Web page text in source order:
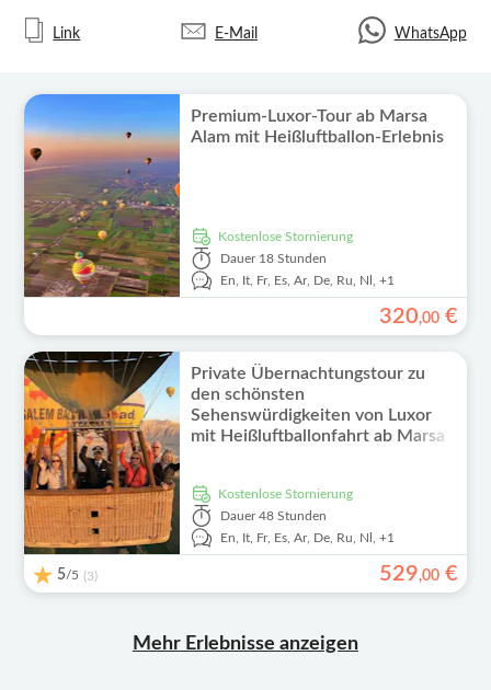
Link E-Mail WhatsApp
Premium-Luxor-Tour ab Marsa
Alam mit Heißluftballon-Erlebnis
kostenlose Stornierung
Dauer 18 Stunden
En,
It, Fr, Es, Ar, De, Ru, Nl, +1
320,00 €
Private Übernachtungstour zu
den schönsten
Sehenswürdigkeiten von Luxor
mit Heißluftballonfahrt ab Marsa
kostenlose Stornierung
Dauer 48 Stunden
En,
It, Fr, Es, Ar, De, Ru, Nl, +1
5/5 (3) 529,00 €
Mehr Erlebnisse anzeigen